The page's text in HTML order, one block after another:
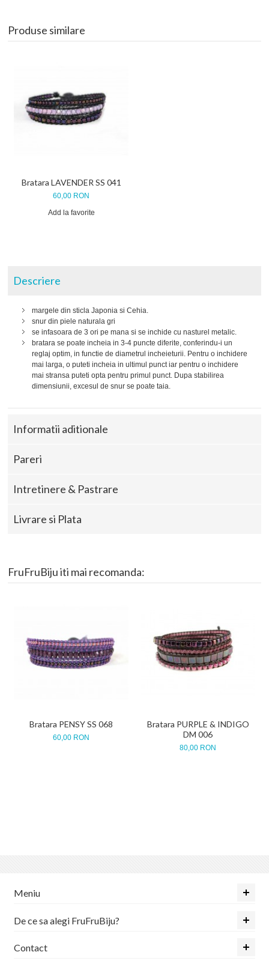
Produse similare
Bratara LAVENDER SS 041
60,00 RON
Add la favorite
Descriere
margele din sticla Japonia si Cehia.
snur din piele naturala gri
se infasoara de 3 ori pe mana si se inchide cu nasturel metalic.
bratara se poate incheia in 3-4 puncte diferite, conferindu-i un
reglaj optim, in functie de diametrul incheieturii. Pentru o inchidere
mai larga, o puteti incheia in ultimul punct iar pentru o inchidere
mai stransa puteti opta pentru primul punct. Dupa stabilirea
dimensiunii, excesul de snur se poate taia.
Informatii aditionale
Pareri
Intretinere & Pastrare
Livrare si Plata
FruFruBiju iti mai recomanda:
Bratara PENSY SS 068
60,00 RON
Bratara PURPLE & INDIGO
DM 006
80,00 RON
Meniu
De ce sa alegi FruFruBiju?
Contact